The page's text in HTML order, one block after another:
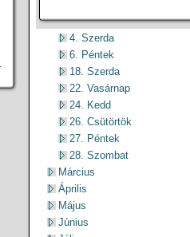
4. Szerda
6. Péntek
18. Szerda
22. Vasárnap
24. Kedd
26. Csütörtök
27. Péntek
28. Szombat
Március
Április
Május
Június